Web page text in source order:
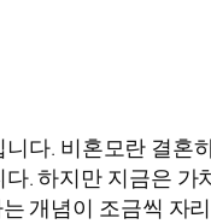
다. 비혼모란 결혼
. 하지만 지금은 가
개념이 조금씩 자